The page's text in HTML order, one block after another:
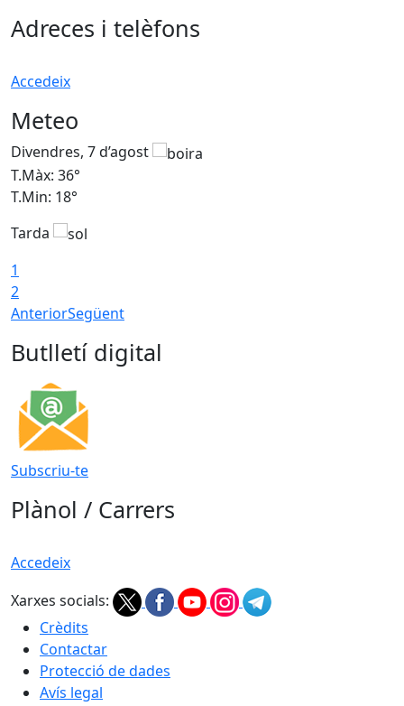
Adreces i telèfons
Accedeix
Meteo
Divendres, 7 d’agost
T.Màx: 36°
T.Min: 18°
Tarda
1
2
AnteriorSegüent
Butlletí digital
Subscriu-te
Plànol / Carrers
Accedeix
Xarxes socials:
Crèdits
Contactar
Protecció de dades
Avís legal